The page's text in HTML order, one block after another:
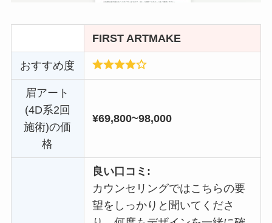
FIRST ARTMAKE
おすすめ度
眉アート
(4D系2回
施術)の価
格
¥69,800~98,000
良い口コミ:
カウンセリングではこちらの要
望をしっかりと聞いてくださ